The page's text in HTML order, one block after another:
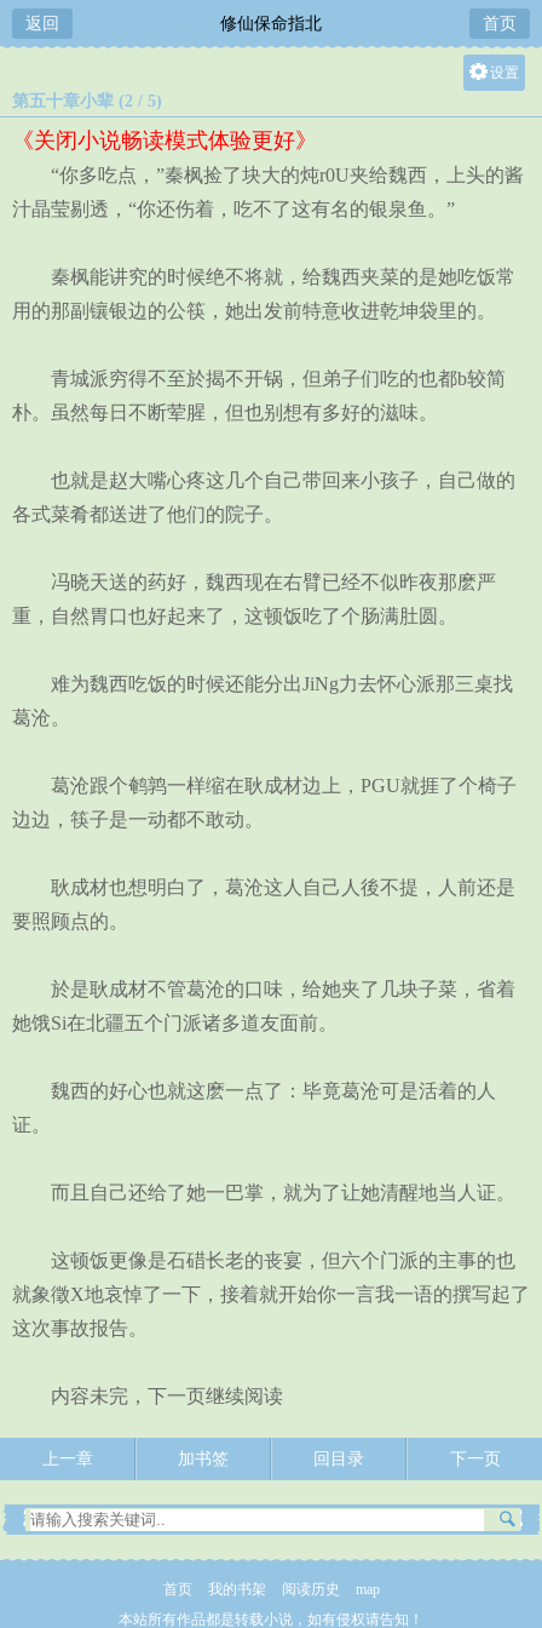
返回 修仙保命指北 首页
设置
中
第五十章小辈 (2 / 5)
《关闭小说畅读模式体验更好》
“你多吃点，”秦枫捡了块大的炖r0U夹给魏西，上头的酱
汁晶莹剔透，“你还伤着，吃不了这有名的银泉鱼。”
秦枫能讲究的时候绝不将就，给魏西夹菜的是她吃饭常
用的那副镶银边的公筷，她出发前特意收进乾坤袋里的。
青城派穷得不至於揭不开锅，但弟子们吃的也都b较简
朴。虽然每日不断荤腥，但也别想有多好的滋味。
也就是赵大嘴心疼这几个自己带回来小孩子，自己做的
各式菜肴都送进了他们的院子。
冯晓天送的药好，魏西现在右臂已经不似昨夜那麽严
重，自然胃口也好起来了，这顿饭吃了个肠满肚圆。
难为魏西吃饭的时候还能分出JiNg力去怀心派那三桌找
葛沧。
葛沧跟个鹌鹑一样缩在耿成材边上，PGU就捱了个椅子
边边，筷子是一动都不敢动。
耿成材也想明白了，葛沧这人自己人後不提，人前还是
要照顾点的。
於是耿成材不管葛沧的口味，给她夹了几块子菜，省着
她饿Si在北疆五个门派诸多道友面前。
魏西的好心也就这麽一点了：毕竟葛沧可是活着的人
证。
而且自己还给了她一巴掌，就为了让她清醒地当人证。
这顿饭更像是石碏长老的丧宴，但六个门派的主事的也
就象徵X地哀悼了一下，接着就开始你一言我一语的撰写起了
这次事故报告。
内容未完，下一页继续阅读
上一章 加书签 回目录 下一页
首页 我的书架 阅读历史
map
本站所有作品都是转载小说，如有侵权请告知！